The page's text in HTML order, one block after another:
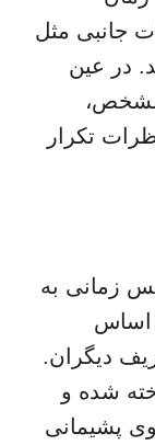
جانبی مثل
در عین
مشخص،
تکرار
زمانی به
اساس
دیگران.
شده و
پشیمانی